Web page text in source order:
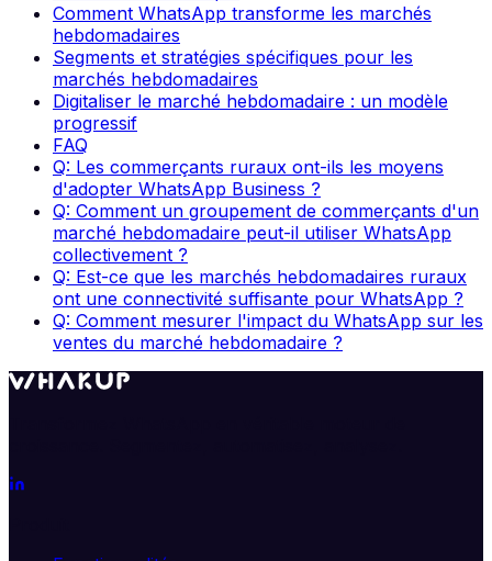
Comment WhatsApp transforme les marchés
hebdomadaires
Segments et stratégies spécifiques pour les
marchés hebdomadaires
Digitaliser le marché hebdomadaire : un modèle
progressif
FAQ
Q: Les commerçants ruraux ont-ils les moyens
d'adopter WhatsApp Business ?
Q: Comment un groupement de commerçants d'un
marché hebdomadaire peut-il utiliser WhatsApp
collectivement ?
Q: Est-ce que les marchés hebdomadaires ruraux
ont une connectivité suffisante pour WhatsApp ?
Q: Comment mesurer l'impact du WhatsApp sur les
ventes du marché hebdomadaire ?